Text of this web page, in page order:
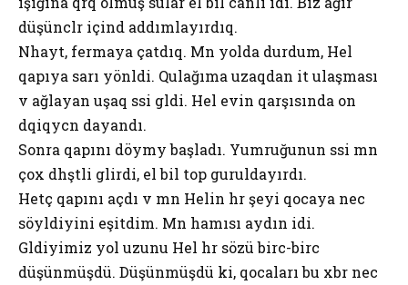
düşüncәlәr içindә addımlayırdıq.
Nәhayәt, fermaya çatdıq. Mәn yolda durdum, Hel
qapıya sarı yönәldi. Qulağıma uzaqdan it ulaşması
vә ağlayan uşaq sәsi gәldi. Hel evin qarşısında on
dәqiqәyәcәn dayandı.
Sonra qapını döymәyә başladı. Yumruğunun sәsi mәnә
çox dәhşәtli gәlirdi, elә bil top guruldayırdı.
Hetç qapını açdı vә mәn Helin hәr şeyi qocaya necә
söylәdiyini eşitdim. Mәnә hamısı aydın idi.
Gәldiyimiz yol uzunu Hel hәr sözü bircә-bircә
düşünmüşdü. Düşünmüşdü ki, qocaları bu xәbәrә necә